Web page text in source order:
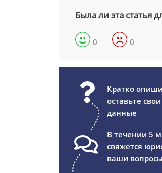
Была ли эта статья
0 0
Кратко
оставьте
данные
В течении 5
свяжется
ваши вопросы